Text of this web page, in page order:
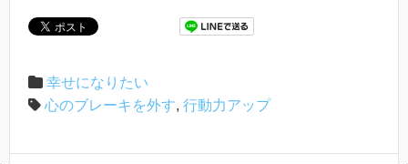
幸せになりたい
心のブレーキを外す, 行動力アップ